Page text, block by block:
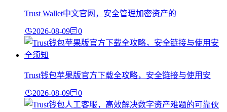
Trust Wallet中文官网，安全管理加密资产的
2026-08-09 0
Trust钱包苹果版官方下载全攻略，安全链接与使用安
2026-08-09 0